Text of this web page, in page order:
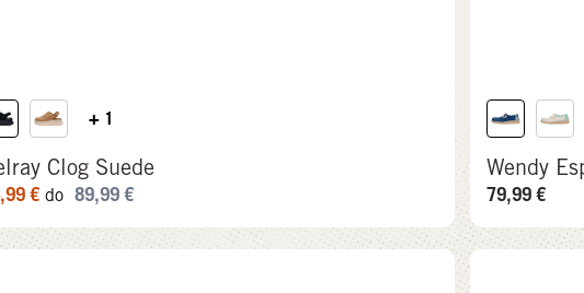
+ 1
Clog Suede
€ do 89,99€
Wendy
79,99€